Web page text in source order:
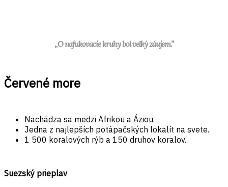
,,O nafukovacie kruhy bol veľký záujem.”
Červené more
Nachádza sa medzi Afrikou a Áziou.
Jedna z najlepších potápačských lokalít na svete.
1 500 koralových rýb a 150 druhov koralov.
Suezský prieplav